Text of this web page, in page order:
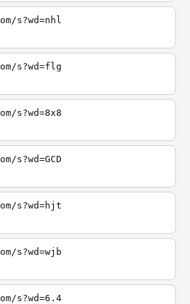
s?wd=nhl
s?wd=flg
s?wd=8x8
s?wd=GCD
s?wd=hjt
s?wd=wjb
s?wd=6.4